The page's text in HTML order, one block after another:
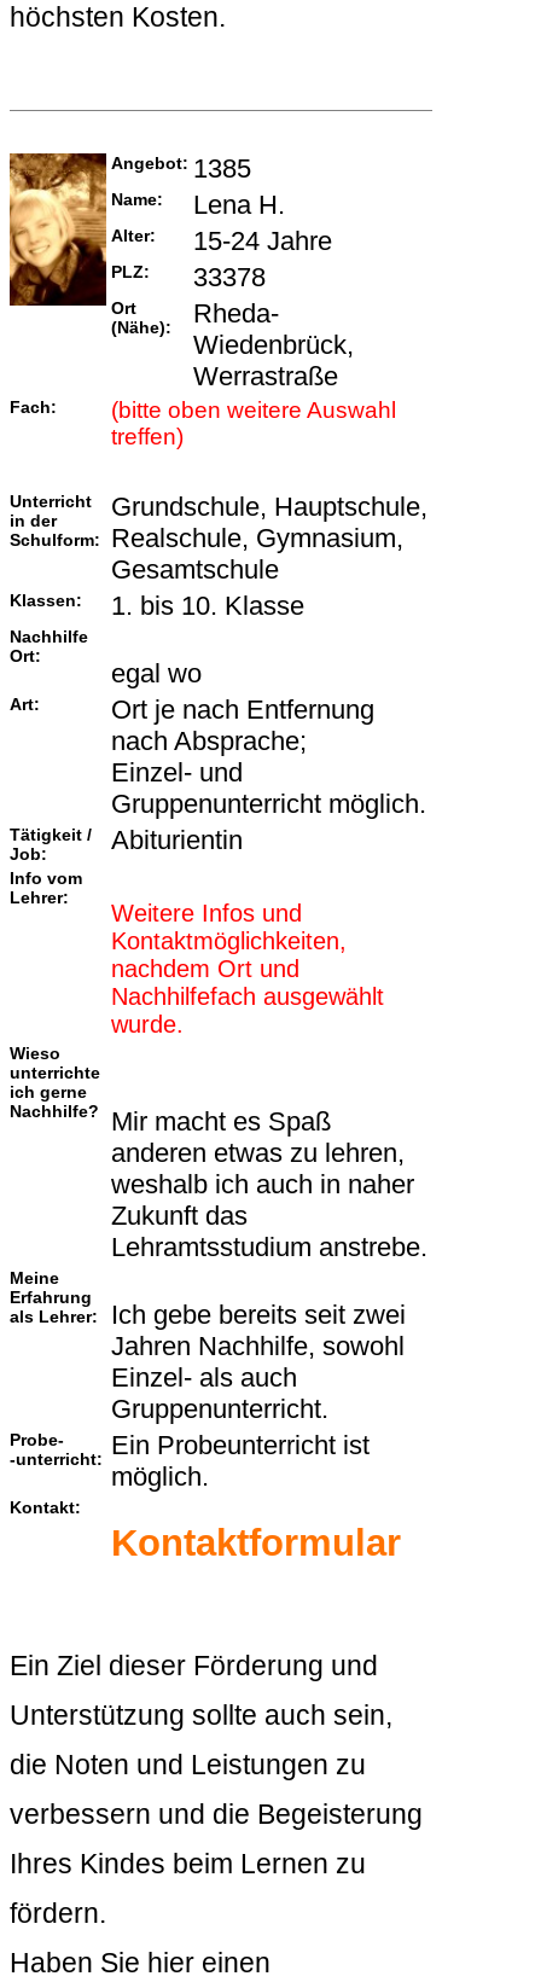
höchsten Kosten.
Angebot: 1385
Name: Lena H.
Alter: 15-24 Jahre
PLZ: 33378
Ort
(Nähe):
Rheda-
Wiedenbrück,
Werrastraße
Fach:
(bitte oben weitere Auswahl
treffen)
Unterricht
in der
Schulform:
Grundschule, Hauptschule,
Realschule, Gymnasium,
Gesamtschule
Klassen: 1. bis 10. Klasse
Nachhilfe
Ort:
egal wo
Art:
Ort je nach Entfernung
nach Absprache;
Einzel- und
Gruppenunterricht möglich.
Tätigkeit /
Job:
Abiturientin
Info vom
Lehrer:
Weitere Infos und
Kontaktmöglichkeiten,
nachdem Ort und
Nachhilfefach ausgewählt
wurde.
Wieso
unterrichte
ich gerne
Nachhilfe?
Mir macht es Spaß
anderen etwas zu lehren,
weshalb ich auch in naher
Zukunft das
Lehramtsstudium anstrebe.
Meine
Erfahrung
als Lehrer:
Ich gebe bereits seit zwei
Jahren Nachhilfe, sowohl
Einzel- als auch
Gruppenunterricht.
Probe-
-unterricht: Ein Probeunterricht ist
möglich.
Kontakt:
Kontaktformular
Ein Ziel dieser Förderung und
Unterstützung sollte auch sein,
die Noten und Leistungen zu
verbessern und die Begeisterung
Ihres Kindes beim Lernen zu
fördern.
Haben Sie hier einen